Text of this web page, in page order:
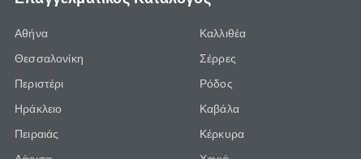
Αθήνα
Θεσσαλονίκη
Περιστέρι
Ηράκλειο
Πειραιάς
Καλλιθέα
Σέρρες
Ρόδος
Καβάλα
Κέρκυρα